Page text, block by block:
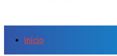
Início